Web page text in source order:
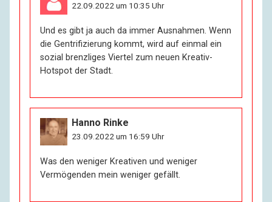
22.09.2022 um 10:35 Uhr
Und es gibt ja auch da immer Ausnahmen. Wenn
die Gentrifizierung kommt, wird auf einmal ein
sozial brenzliges Viertel zum neuen Kreativ-
Hotspot der Stadt.
Hanno Rinke
23.09.2022 um 16:59 Uhr
Was den weniger Kreativen und weniger
Vermögenden mein weniger gefällt.